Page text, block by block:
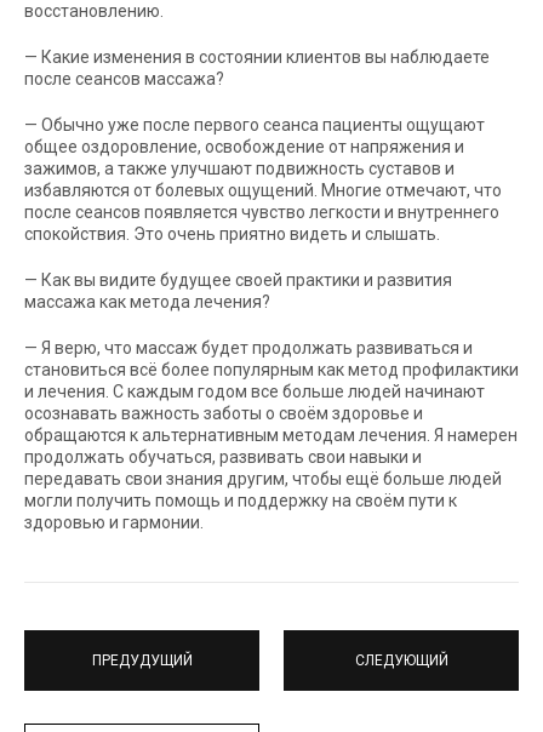
восстановлению.
— Какие изменения в состоянии клиентов вы наблюдаете
после сеансов массажа?
— Обычно уже после первого сеанса пациенты ощущают
общее оздоровление, освобождение от напряжения и
зажимов, а также улучшают подвижность суставов и
избавляются от болевых ощущений. Многие отмечают, что
после сеансов появляется чувство легкости и внутреннего
спокойствия. Это очень приятно видеть и слышать.
— Как вы видите будущее своей практики и развития
массажа как метода лечения?
— Я верю, что массаж будет продолжать развиваться и
становиться всё более популярным как метод профилактики
и лечения. С каждым годом все больше людей начинают
осознавать важность заботы о своём здоровье и
обращаются к альтернативным методам лечения. Я намерен
продолжать обучаться, развивать свои навыки и
передавать свои знания другим, чтобы ещё больше людей
могли получить помощь и поддержку на своём пути к
здоровью и гармонии.
ПРЕДУДУЩИЙ СЛЕДУЮЩИЙ